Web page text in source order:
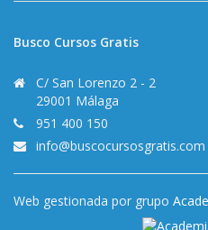
Busco Cursos Gratis
C/ San Lorenzo 2 - 2
29001 Málaga
951 400 150
info@buscocursosgratis.com
Web gestionada por grupo